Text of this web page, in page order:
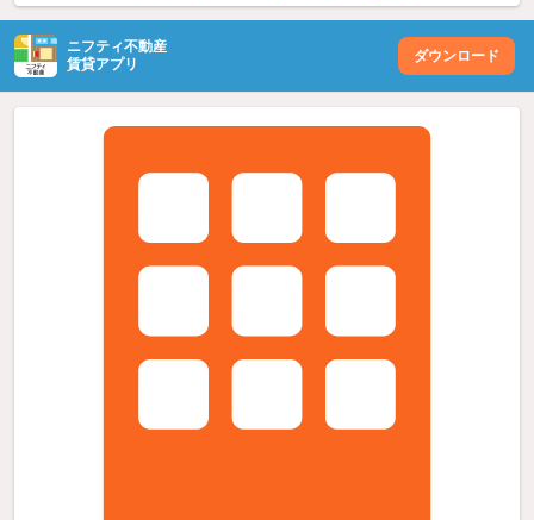
ニフティ不動産
賃貸アプリ
ダウンロード